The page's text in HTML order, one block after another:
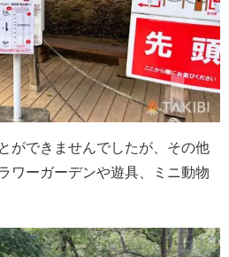
ができませんでしたが、その他
ワーガーデンや遊具、ミニ動物